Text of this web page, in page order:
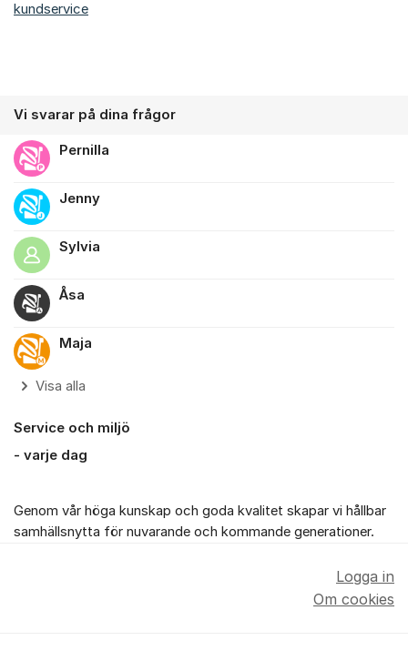
kundservice
Vi svarar på dina frågor
Pernilla
Jenny
Sylvia
Åsa
Maja
Visa alla
Service och miljö
- varje dag
Genom vår höga kunskap och goda kvalitet skapar vi hållbar
samhällsnytta för nuvarande och kommande generationer.
Logga in
Om cookies